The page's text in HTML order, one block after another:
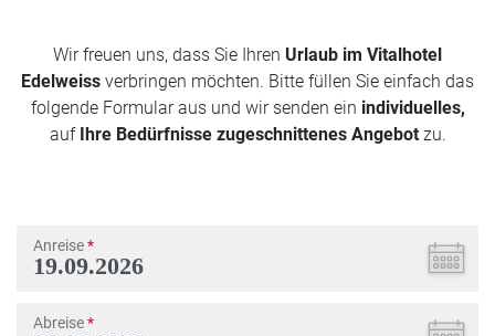
Wir freuen uns, dass Sie Ihren Urlaub im Vitalhotel
Edelweiss verbringen möchten. Bitte füllen Sie einfach das
folgende Formular aus und wir senden ein individuelles,
auf Ihre Bedürfnisse zugeschnittenes Angebotzu.
Anreise*
Abreise*